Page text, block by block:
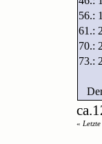
56.:
61.:
70.:
73.:
«